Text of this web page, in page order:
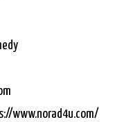
www.norad4u.com/